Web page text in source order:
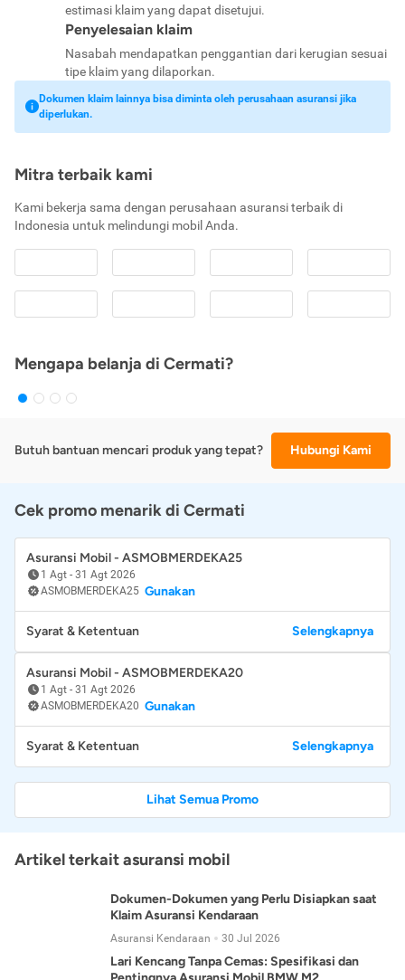
estimasi klaim yang dapat disetujui.
Penyelesaian klaim
Nasabah mendapatkan penggantian dari kerugian sesuai
tipe klaim yang dilaporkan.
Dokumen klaim lainnya bisa diminta oleh perusahaan asuransi jika
diperlukan.
Mitra terbaik kami
Kami bekerja sama dengan perusahaan asuransi terbaik di
Indonesia untuk melindungi mobil Anda.
Mengapa belanja di Cermati?
Butuh bantuan mencari produk yang tepat? Hubungi Kami
Cek promo menarik di Cermati
Asuransi Mobil - ASMOBMERDEKA25
1 Agt - 31 Agt 2026
ASMOBMERDEKA25 Gunakan
Syarat & Ketentuan Selengkapnya
Asuransi Mobil - ASMOBMERDEKA20
1 Agt - 31 Agt 2026
ASMOBMERDEKA20 Gunakan
Syarat & Ketentuan Selengkapnya
Lihat Semua Promo
Artikel terkait asuransi mobil
Dokumen-Dokumen yang Perlu Disiapkan saat
Klaim Asuransi Kendaraan
Asuransi Kendaraan 30 Jul 2026
Lari Kencang Tanpa Cemas: Spesifikasi dan